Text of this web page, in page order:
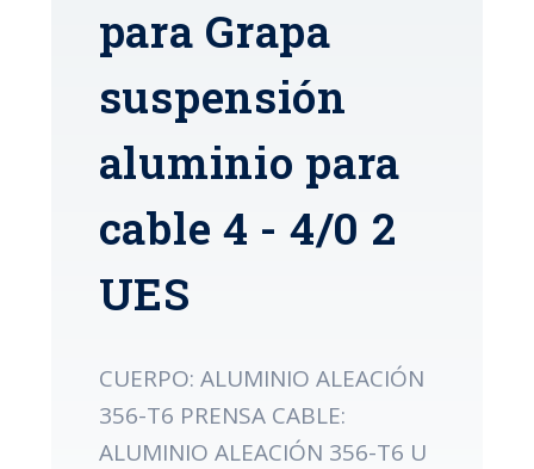
para Grapa
suspensión
aluminio para
cable 4 - 4/0 2
UES
CUERPO: ALUMINIO ALEACIÓN
356-T6 PRENSA CABLE:
ALUMINIO ALEACIÓN 356-T6 U